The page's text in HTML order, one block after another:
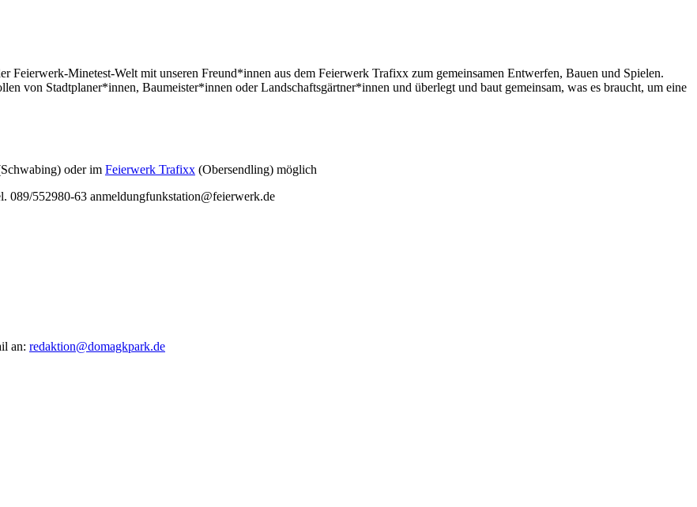
Feierwerk-Minetest-Welt mit unseren Freund*innen aus dem Feierwerk Trafixx zum gemeinsamen Entwerfen, Bauen und Spielen.
von Stadtplaner*innen, Baumeister*innen oder Landschaftsgärtner*innen und überlegt und baut gemeinsam, was es braucht, um eine
oder im Feierwerk Trafixx (Obersendling) möglich
089/552980-63 anmeldungfunkstation@feierwerk.de
an: redaktion@domagkpark.de